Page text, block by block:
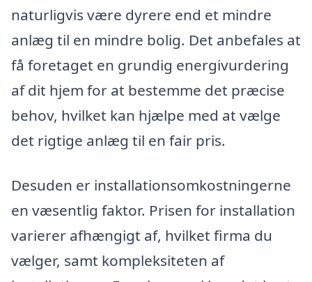
naturligvis være dyrere end et mindre
anlæg til en mindre bolig. Det anbefales at
få foretaget en grundig energivurdering
af dit hjem for at bestemme det præcise
behov, hvilket kan hjælpe med at vælge
det rigtige anlæg til en fair pris.
Desuden er installationsomkostningerne
en væsentlig faktor. Prisen for installation
varierer afhængigt af, hvilket firma du
vælger, samt kompleksiteten af